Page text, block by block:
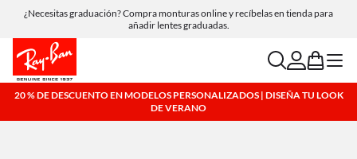
¿Necesitas graduación? Compra monturas online y recíbelas en tienda para
añadir lentes graduadas.
Compra online y recoge en tienda de forma gratuita.
searchaccount
bag menu
20 % DE DESCUENTO EN MODELOS PERSONALIZADOS | DISEÑA TU LOOK
DE VERANO